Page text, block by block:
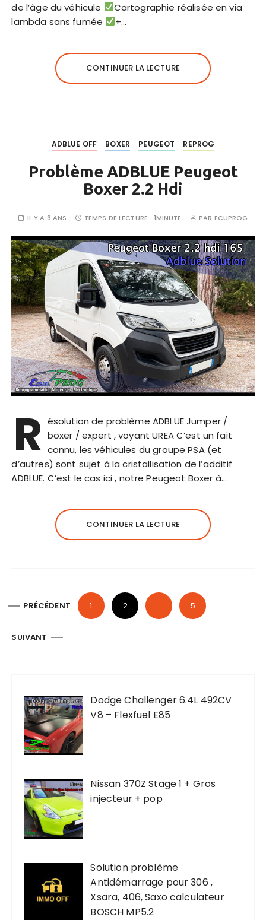
de l’âge du véhicule
Cartographie réalisée en via
lambda sans fumée
+…
CONTINUER LA LECTURE
ADBLUE OFF BOXER PEUGEOT REPROG
Problème ADBLUE Peugeot
Boxer 2.2 Hdi
IL Y A 3 ANS TEMPS DE LECTURE : 1MINUTE PAR ECUPROG
R ésolution de problème ADBLUE Jumper /
boxer / expert , voyant UREA C’est un fait
connu, les véhicules du groupe PSA (et
d’autres) sont sujet à la cristallisation de l’additif
ADBLUE. C’est le cas ici , notre Peugeot Boxer à…
CONTINUER LA LECTURE
g
PRÉCÉDENT 1 2 … 5
SUIVANT
Dodge Challenger 6.4L 492CV
V8 – Flexfuel E85
Nissan 370Z Stage 1 + Gros
injecteur + pop
Solution problème
Antidémarrage pour 306 ,
Xsara, 406, Saxo calculateur
BOSCH MP5.2